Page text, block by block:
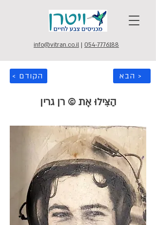
info@vitran.co.il | 054-7776188
< הקודם הבא >
הַצִּילוּ אֶת © רן גרין